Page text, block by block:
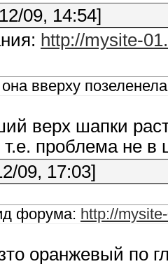
09, 14:54]
http://mysite-
вверху
верх шапки
проблема не в
09, 17:03]
форума: http://
оранжевый по